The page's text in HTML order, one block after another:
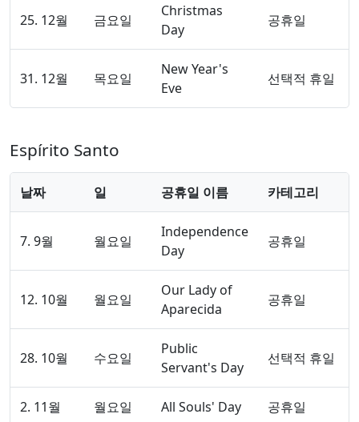
25. 12월 금요일
Christmas
Day
공휴일
31. 12월 목요일
New Year's
Eve
선택적 휴일
Espírito Santo
날짜 일 공휴일 이름 카테고리
7. 9월 월요일
Independence
Day
공휴일
12. 10월 월요일
Our Lady of
Aparecida
공휴일
28. 10월 수요일
Public
Servant's Day
선택적 휴일
2. 11월 월요일 All Souls' Day 공휴일